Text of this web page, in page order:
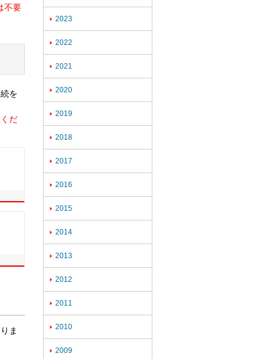
不要
を
だ
ま
 2023
 2022
 2021
 2020
 2019
 2018
 2017
 2016
 2015
 2014
 2013
 2012
 2011
 2010
 2009